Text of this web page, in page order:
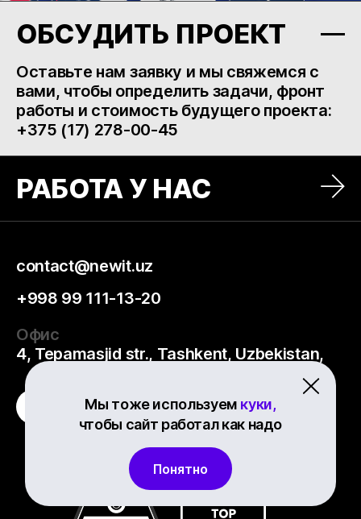
ОБСУДИТЬ ПРОЕКТ
Оставьте нам заявку и мы свяжемся с
вами, чтобы определить задачи, фронт
работы и стоимость будущего проекта:
+375 (17) 278-00-45
РАБОТА У НАС
contact@newit.uz
+998 99 111-13-20
Офис
4, Tepamasjid str., Tashkent, Uzbekistan,
Мы тоже используем куки,
чтобы сайт работал как надо
Понятно